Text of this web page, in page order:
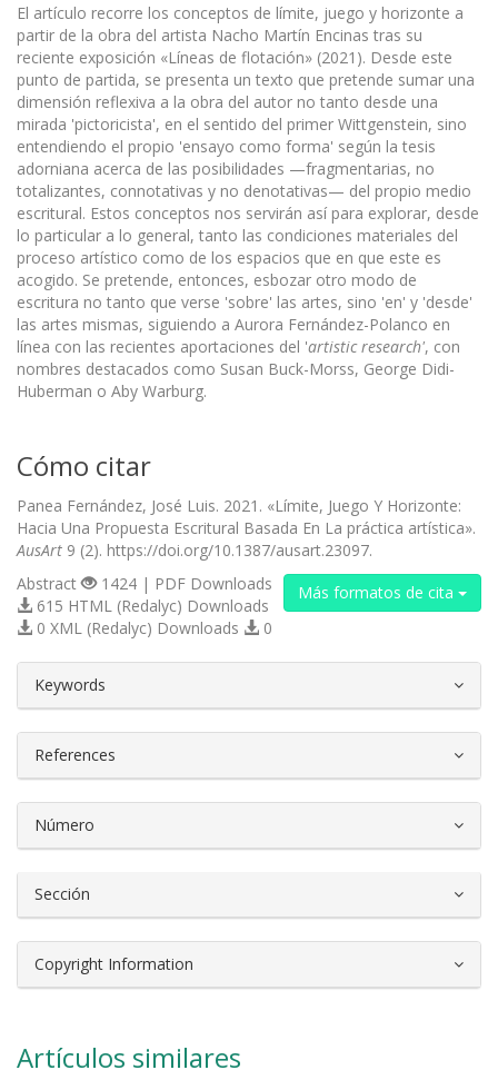
El artículo recorre los conceptos de límite, juego y horizonte a
partir de la obra del artista Nacho Martín Encinas tras su
reciente exposición «Líneas de flotación» (2021). Desde este
punto de partida, se presenta un texto que pretende sumar una
dimensión reflexiva a la obra del autor no tanto desde una
mirada 'pictoricista', en el sentido del primer Wittgenstein, sino
entendiendo el propio 'ensayo como forma' según la tesis
adorniana acerca de las posibilidades —fragmentarias, no
totalizantes, connotativas y no denotativas— del propio medio
escritural. Estos conceptos nos servirán así para explorar, desde
lo particular a lo general, tanto las condiciones materiales del
proceso artístico como de los espacios que en que este es
acogido. Se pretende, entonces, esbozar otro modo de
escritura no tanto que verse 'sobre' las artes, sino 'en' y 'desde'
las artes mismas, siguiendo a Aurora Fernández-Polanco en
línea con las recientes aportaciones del 'artistic research', con
nombres destacados como Susan Buck-Morss, George Didi-
Huberman o Aby Warburg.
Cómo citar
Panea Fernández, José Luis. 2021. «Límite, Juego Y Horizonte:
Hacia Una Propuesta Escritural Basada En La práctica artística».
AusArt 9 (2). https://doi.org/10.1387/ausart.23097.
Más formatos de cita
Abstract
1424 | PDF Downloads
615 HTML (Redalyc) Downloads
0 XML (Redalyc) Downloads
0
Keywords
References
Número
Sección
Copyright Information
Artículos similares